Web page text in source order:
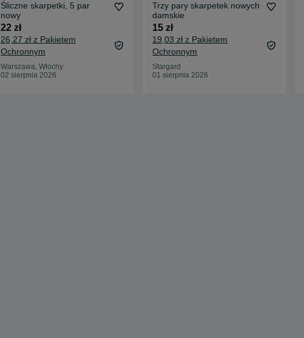
Śliczne skarpetki, 5 par
nowy
22 zł
26,27 zł z Pakietem
Ochronnym
Warszawa, Włochy
02 sierpnia 2026
Trzy pary skarpetek nowych
damskie
15 zł
19,03 zł z Pakietem
Ochronnym
Stargard
01 sierpnia 2026